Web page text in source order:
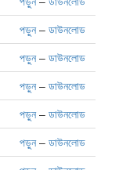
পড়ুন– ডাউনলোড
পড়ুন– ডাউনলোড
পড়ুন– ডাউনলোড
পড়ুন– ডাউনলোড
পড়ুন– ডাউনলোড